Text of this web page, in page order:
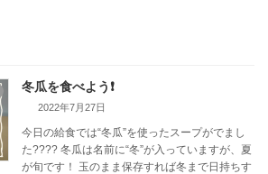
冬瓜を食べよう❗
2022年7月27日
今日の給食では“冬瓜”を使ったスープがでまし
た???? 冬瓜は名前に“冬”が入っていますが、夏
が旬です！ 玉のまま保存すれば冬まで日持ちす